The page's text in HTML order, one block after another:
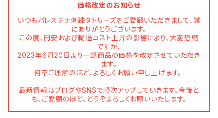
価格改定のお知らせ
いつもパレスチナ刺繍タトリーズをご愛顧いただきまして、誠
にありがとうございます。
この度、円安および輸送コスト上昇の影響により、大変恐縮
ですが、
2023年6月20日より一部商品の価格を改定させていただき
ます。
何卒ご理解のほど、よろしくお願い申し上げます。
最新情報はブログやSNSで順次アップしていきます。今後と
も、ご愛顧のほど、どうぞよろしくお願いいたします。